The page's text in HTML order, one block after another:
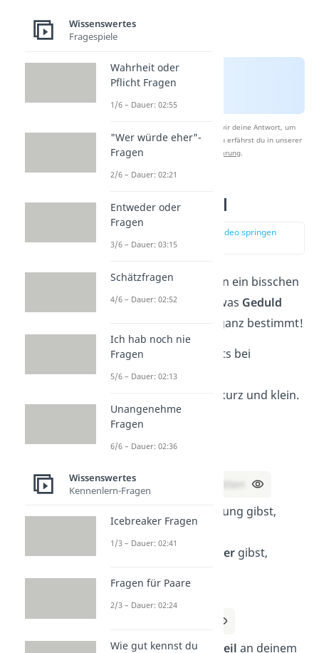
Nach Beantwortung speichern wir deine Antwort, um
Studyflix zu verbessern. Mehr dazu erfährst du in unserer
Datenschutzerklärung.
Knifflige Rätsel
zur Stelle im Video springen
(01:05)
Diese Rätsel sind schon ein bisschen
kniffliger, aber mit etwas Geduld
ganz bestimmt!
Du siehst mich stets bei
Sonnenschein
am Mittag bin ich kurz und klein.
Ich wachse bei
Lösung:
Ein Schatten
Wenn du mir Nahrung gibst,
werde ich leben.
Wasser gibst,
Was bin ich?
Ich bin einKörperteil an deinem
Wissenswertes
Fragespiele
Wahrheit oder
Pflicht Fragen
1/6 – Dauer: 02:55
"Wer würde eher"-
Fragen
2/6 – Dauer: 02:21
Entweder oder
Fragen
3/6 – Dauer: 03:15
Schätzfragen
4/6 – Dauer: 02:52
Ich hab noch nie
Fragen
5/6 – Dauer: 02:13
Unangenehme
Fragen
6/6 – Dauer: 02:36
Wissenswertes
Kennenlern-Fragen
Icebreaker Fragen
1/3 – Dauer: 02:41
Fragen für Paare
2/3 – Dauer: 02:24
Wie gut kennst du